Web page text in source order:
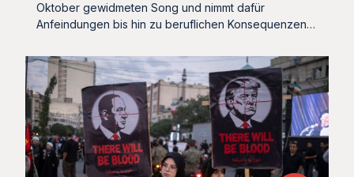
Oktober gewidmeten Song und nimmt dafür
Anfeindungen bis hin zu beruflichen Konsequenzen…